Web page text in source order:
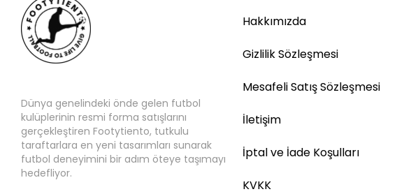
Dünya genelindeki önde gelen futbol
kulüplerinin resmi forma satışlarını
gerçekleştiren Footytiento, tutkulu
taraftarlara en yeni tasarımları sunarak
futbol deneyimini bir adım öteye taşımayı
hedefliyor.
Hakkımızda
Gizlilik Sözleşmesi
Mesafeli Satış Sözleşmesi
İletişim
İptal ve İade Koşulları
KVKK